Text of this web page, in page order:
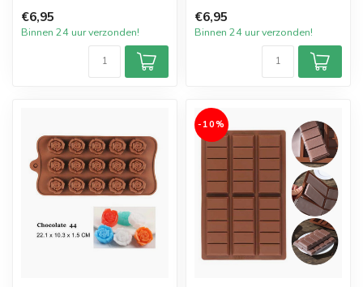
€6,95
Binnen 24 uur verzonden!
€6,95
Binnen 24 uur verzonden!
-10%